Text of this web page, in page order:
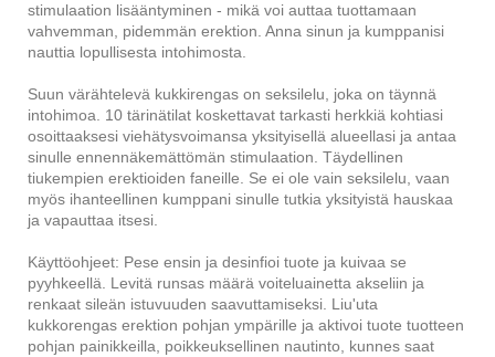
stimulaation lisääntyminen - mikä voi auttaa tuottamaan
vahvemman, pidemmän erektion. Anna sinun ja kumppanisi
nauttia lopullisesta intohimosta.
Suun värähtelevä kukkirengas on seksilelu, joka on täynnä
intohimoa. 10 tärinätilat koskettavat tarkasti herkkiä kohtiasi
osoittaaksesi viehätysvoimansa yksityisellä alueellasi ja antaa
sinulle ennennäkemättömän stimulaation. Täydellinen
tiukempien erektioiden faneille. Se ei ole vain seksilelu, vaan
myös ihanteellinen kumppani sinulle tutkia yksityistä hauskaa
ja vapauttaa itsesi.
Käyttöohjeet: Pese ensin ja desinfioi tuote ja kuivaa se
pyyhkeellä. Levitä runsas määrä voiteluainetta akseliin ja
renkaat sileän istuvuuden saavuttamiseksi. Liu'uta
kukkorengas erektion pohjan ympärille ja aktivoi tuote tuotteen
pohjan painikkeilla, poikkeuksellinen nautinto, kunnes saat